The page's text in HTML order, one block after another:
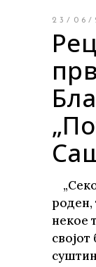
23/06/
роден,
некое
својот